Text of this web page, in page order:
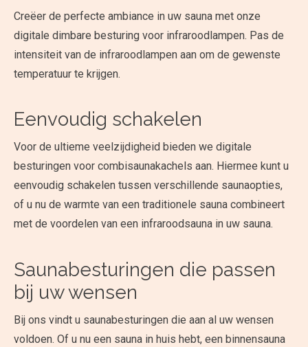
Creëer de perfecte ambiance in uw sauna met onze
digitale dimbare besturing voor infraroodlampen. Pas de
intensiteit van de infraroodlampen aan om de gewenste
temperatuur te krijgen.
Eenvoudig schakelen
Voor de ultieme veelzijdigheid bieden we digitale
besturingen voor combisaunakachels aan. Hiermee kunt u
eenvoudig schakelen tussen verschillende saunaopties,
of u nu de warmte van een traditionele sauna combineert
met de voordelen van een infraroodsauna in uw sauna.
Saunabesturingen die passen
bij uw wensen
Bij ons vindt u saunabesturingen die aan al uw wensen
voldoen. Of u nu een sauna in huis hebt, een binnensauna